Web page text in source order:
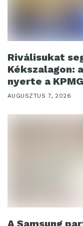
Riválisukat
Kékszalagon:
nyerte a
AUGUSZTUS 7, 2026
A Samsung